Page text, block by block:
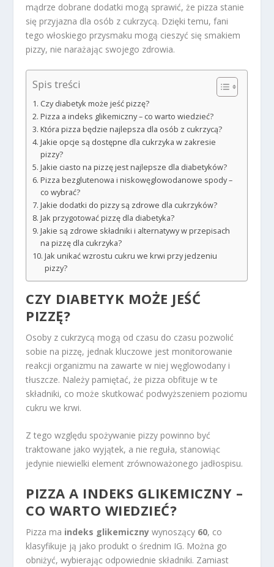
mądrze dobrane dodatki mogą sprawić, że pizza stanie
się przyjazna dla osób z cukrzycą. Dzięki temu, fani
tego włoskiego przysmaku mogą cieszyć się smakiem
pizzy, nie narażając swojego zdrowia.
Spis treści
Czy diabetyk może jeść pizzę?
Pizza a indeks glikemiczny – co warto wiedzieć?
Która pizza będzie najlepsza dla osób z cukrzycą?
Jakie opcje są dostępne dla cukrzyka w zakresie
pizzy?
Jakie ciasto na pizzę jest najlepsze dla diabetyków?
Pizza bezglutenowa i niskowęglowodanowe spody –
co wybrać?
Jakie dodatki do pizzy są zdrowe dla cukrzyków?
Jak przygotować pizzę dla diabetyka?
Jakie są zdrowe składniki i alternatywy w przepisach
na pizzę dla cukrzyka?
Jak unikać wzrostu cukru we krwi przy jedzeniu
pizzy?
CZY DIABETYK MOŻE JEŚĆ
PIZZĘ?
Osoby z cukrzycą mogą od czasu do czasu pozwolić
sobie na pizzę, jednak kluczowe jest monitorowanie
reakcji organizmu na zawarte w niej węglowodany i
tłuszcze. Należy pamiętać, że pizza obfituje w te
składniki, co może skutkować podwyższeniem poziomu
cukru we krwi.
Z tego względu spożywanie pizzy powinno być
traktowane jako wyjątek, a nie reguła, stanowiąc
jedynie niewielki element zrównoważonego jadłospisu.
PIZZA A INDEKS GLIKEMICZNY –
CO WARTO WIEDZIEĆ?
Pizza ma indeks glikemiczny wynoszący 60, co
klasyfikuje ją jako produkt o średnim IG. Można go
obniżyć, wybierając odpowiednie składniki. Zamiast